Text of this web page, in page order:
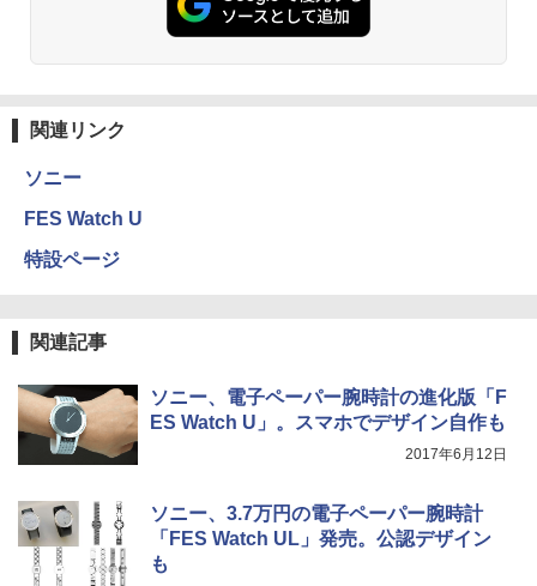
関連リンク
ソニー
FES Watch U
特設ページ
関連記事
ソニー、電子ペーパー腕時計の進化版「F
ES Watch U」。スマホでデザイン自作も
2017年6月12日
ソニー、3.7万円の電子ペーパー腕時計
「FES Watch UL」発売。公認デザイン
も